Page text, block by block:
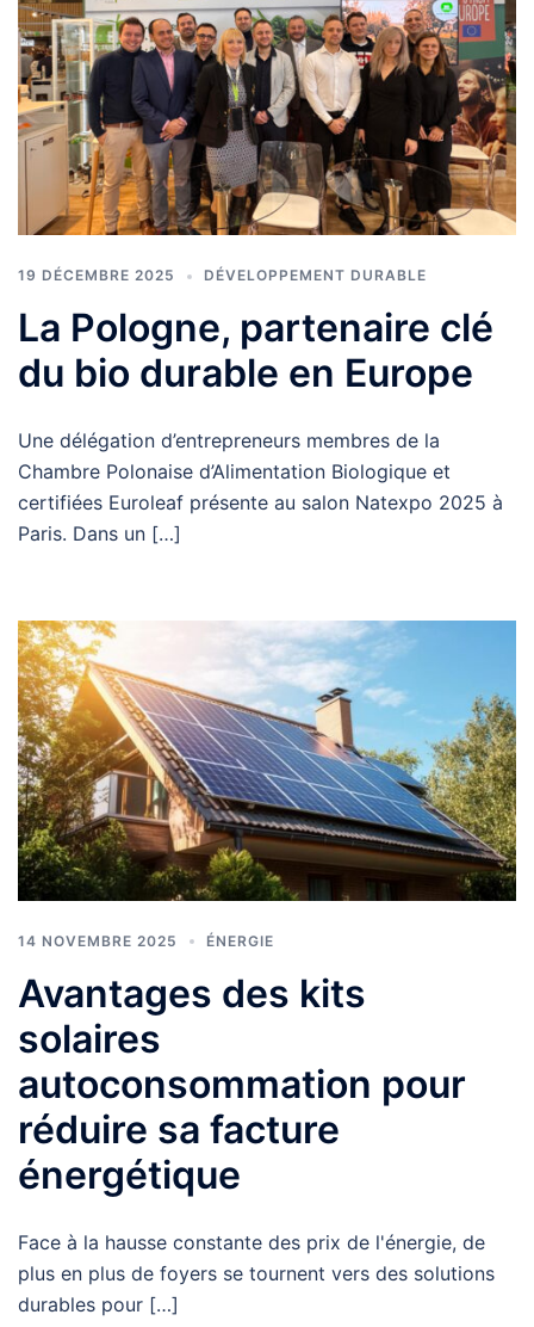
19 DÉCEMBRE 2025 DÉVELOPPEMENT DURABLE
La Pologne, partenaire clé
du bio durable en Europe
Une délégation d’entrepreneurs membres de la
Chambre Polonaise d’Alimentation Biologique et
certifiées Euroleaf présente au salon Natexpo 2025 à
Paris. Dans un […]
14 NOVEMBRE 2025 ÉNERGIE
Avantages des kits
solaires
autoconsommation pour
réduire sa facture
énergétique
Face à la hausse constante des prix de l'énergie, de
plus en plus de foyers se tournent vers des solutions
durables pour […]